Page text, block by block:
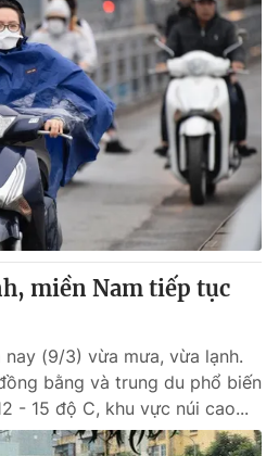
miền Nam tiếp tục
nay (9/3) vừa mưa, vừa lạnh.
bằng và trung du phổ biến
- 15 độ C, khu vực núi cao...